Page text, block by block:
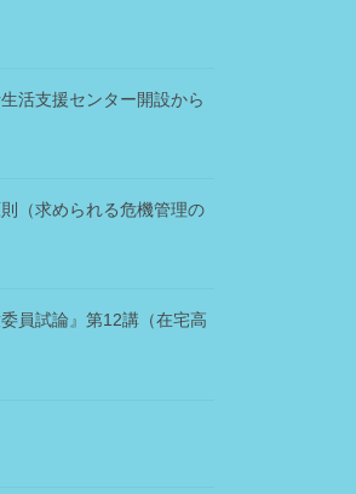
活支援センター開設から
（求められる危機管理の
員試論』第12講（在宅高